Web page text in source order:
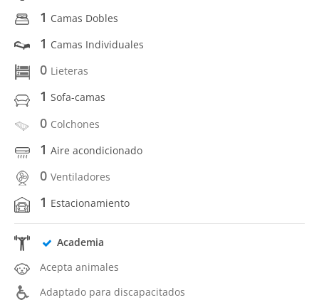
1 Camas Dobles
1 Camas Individuales
0 Lieteras
1 Sofa-camas
0 Colchones
1 Aire acondicionado
0 Ventiladores
1 Estacionamiento
Academia
Acepta animales
Adaptado para discapacitados